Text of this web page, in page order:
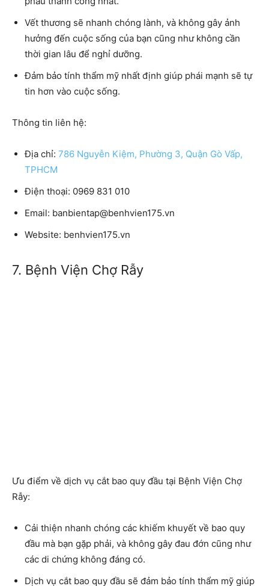
Vết thương sẽ nhanh chóng lành, và không gây ảnh
hưởng đến cuộc sống của bạn cũng như không cần
thời gian lâu để nghỉ dưỡng.
Đảm bảo tính thẩm mỹ nhất định giúp phái mạnh sẽ tự
tin hơn vào cuộc sống.
Thông tin liên hệ:
Địa chỉ: 786 Nguyễn Kiệm, Phường 3, Quận Gò Vấp,
TPHCM
Điện thoại: 0969 831 010
Email: banbientap@benhvien175.vn
Website: benhvien175.vn
7. Bệnh Viện Chợ Rẫy
Ưu điểm về dịch vụ cắt bao quy đầu tại Bệnh Viện Chợ
Rẫy:
Cải thiện nhanh chóng các khiếm khuyết về bao quy
đầu mà bạn gặp phải, và không gây đau đớn cũng như
các di chứng không đáng có.
Dịch vụ cắt bao quy đầu sẽ đảm bảo tính thẩm mỹ giúp